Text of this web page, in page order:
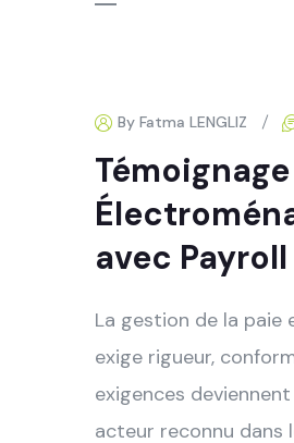
By Fatma LENGLIZ
avec Payroll
La gestion de la paie
exige rigueur,
exigences
acteur reconnu dans